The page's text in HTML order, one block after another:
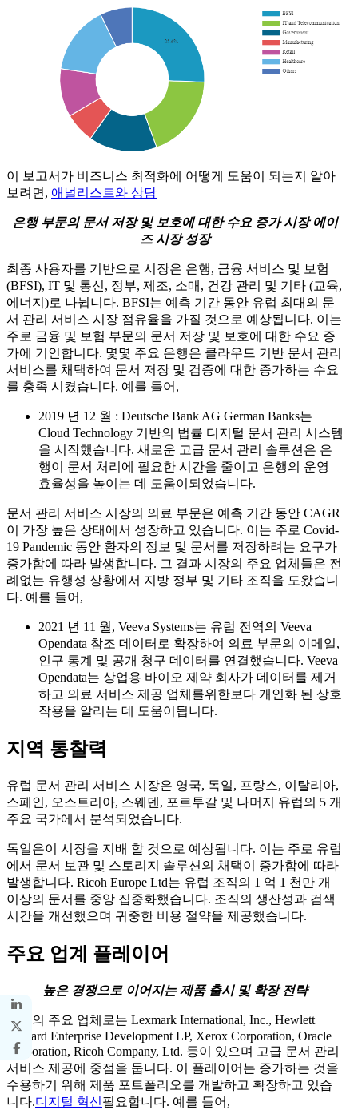
이 보고서가 비즈니스 최적화에 어떻게 도움이 되는지 알아
보려면, 애널리스트와 상담
은행 부문의 문서 저장 및 보호에 대한 수요 증가 시장 에이
즈 시장 성장
최종 사용자를 기반으로 시장은 은행, 금융 서비스 및 보험
(BFSI), IT 및 통신, 정부, 제조, 소매, 건강 관리 및 기타 (교육,
에너지)로 나뉩니다. BFSI는 예측 기간 동안 유럽 최대의 문
서 관리 서비스 시장 점유율을 가질 것으로 예상됩니다. 이는
주로 금융 및 보험 부문의 문서 저장 및 보호에 대한 수요 증
가에 기인합니다. 몇몇 주요 은행은 클라우드 기반 문서 관리
서비스를 채택하여 문서 저장 및 검증에 대한 증가하는 수요
를 충족 시켰습니다. 예를 들어,
2019 년 12 월 : Deutsche Bank AG German Banks는
Cloud Technology 기반의 법률 디지털 문서 관리 시스템
을 시작했습니다. 새로운 고급 문서 관리 솔루션은 은
행이 문서 처리에 필요한 시간을 줄이고 은행의 운영
효율성을 높이는 데 도움이되었습니다.
문서 관리 서비스 시장의 의료 부문은 예측 기간 동안 CAGR
이 가장 높은 상태에서 성장하고 있습니다. 이는 주로 Covid-
19 Pandemic 동안 환자의 정보 및 문서를 저장하려는 요구가
증가함에 따라 발생합니다. 그 결과 시장의 주요 업체들은 전
례없는 유행성 상황에서 지방 정부 및 기타 조직을 도왔습니
다. 예를 들어,
2021 년 11 월, Veeva Systems는 유럽 전역의 Veeva
Opendata 참조 데이터로 확장하여 의료 부문의 이메일,
인구 통계 및 공개 청구 데이터를 연결했습니다. Veeva
Opendata는 상업용 바이오 제약 회사가 데이터를 제거
하고 의료 서비스 제공 업체를위한보다 개인화 된 상호
작용을 알리는 데 도움이됩니다.
지역 통찰력
유럽 ​​문서 관리 서비스 시장은 영국, 독일, 프랑스, ​​이탈리아,
스페인, 오스트리아, 스웨덴, 포르투갈 및 나머지 유럽의 5 개
주요 국가에서 분석되었습니다.
독일은이 시장을 지배 할 것으로 예상됩니다. 이는 주로 유럽
에서 문서 보관 및 스토리지 솔루션의 채택이 증가함에 따라
발생합니다. Ricoh Europe Ltd는 유럽 조직의 1 억 1 천만 개
이상의 문서를 중앙 집중화했습니다. 조직의 생산성과 검색
시간을 개선했으며 귀중한 비용 절약을 제공했습니다.
주요 업계 플레이어
높은 경쟁으로 이어지는 제품 출시 및 확장 전략
시장의 주요 업체로는 Lexmark International, Inc., Hewlett
Packard Enterprise Development LP, Xerox Corporation, Oracle
Corporation, Ricoh Company, Ltd. 등이 있으며 고급 문서 관리
서비스 제공에 중점을 둡니다. 이 플레이어는 증가하는 것을
수용하기 위해 제품 포트폴리오를 개발하고 확장하고 있습
니다.디지털 혁신필요합니다. 예를 들어,